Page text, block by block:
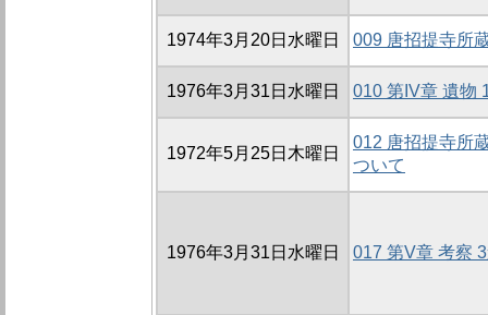
1974年3月20日水曜日 009 唐招提寺所
1976年3月31日水曜日 010 第IV章 遺物
1972年5月25日木曜日
012 唐招提寺所
ついて
1976年3月31日水曜日 017 第V章 考察